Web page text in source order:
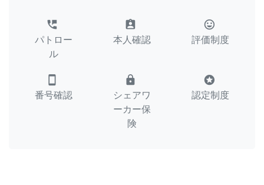
perm_phone_msg
パトロー
ル
assignment_ind
本人確認
tag_faces
評価制度
smartphone
番号確認
lock
シェアワ
ーカー保
険
stars
認定制度